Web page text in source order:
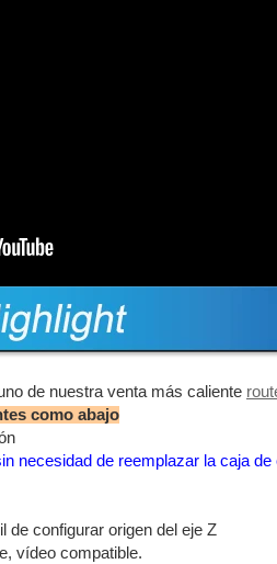
de nuestra venta más caliente
como abajo
necesidad de reemplazar la caja de
de configurar origen del eje Z
vídeo compatible.